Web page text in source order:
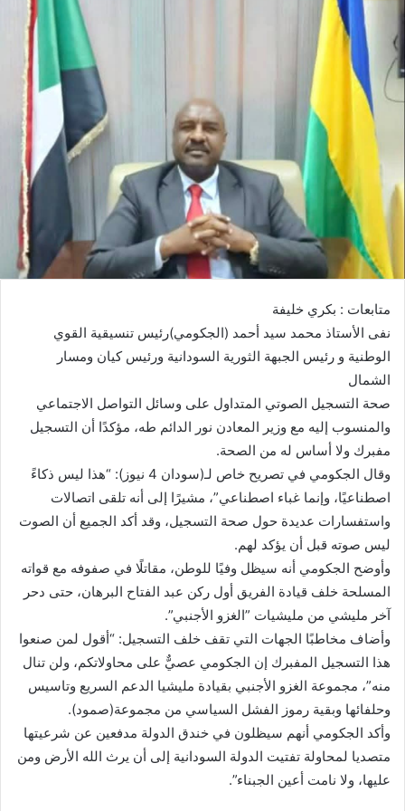
متابعات : بكري خليفة
نفى الأستاذ محمد سيد أحمد (الجكومي)رئيس تنسيقية القوي
الوطنية و رئيس الجبهة الثورية السودانية ورئيس كيان ومسار
الشمال
صحة التسجيل الصوتي المتداول على وسائل التواصل الاجتماعي
والمنسوب إليه مع وزير المعادن نور الدائم طه، مؤكدًا أن التسجيل
مفبرك ولا أساس له من الصحة.
وقال الجكومي في تصريح خاص لـ(سودان 4 نيوز): “هذا ليس ذكاءً
اصطناعيًا، وإنما غباء اصطناعي”، مشيرًا إلى أنه تلقى اتصالات
واستفسارات عديدة حول صحة التسجيل، وقد أكد الجميع أن الصوت
ليس صوته قبل أن يؤكد لهم.
وأوضح الجكومي أنه سيظل وفيًا للوطن، مقاتلًا في صفوفه مع قواته
المسلحة خلف قيادة الفريق أول ركن عبد الفتاح البرهان، حتى دحر
آخر مليشي من مليشيات ”الغزو الأجنبي”.
وأضاف مخاطبًا الجهات التي تقف خلف التسجيل: “أقول لمن صنعوا
هذا التسجيل المفبرك إن الجكومي عصيٌّ على محاولاتكم، ولن تنال
منه”، مجموعة الغزو الأجنبي بقيادة مليشيا الدعم السريع وتاسيس
وحلفائها وبقية رموز الفشل السياسي من مجموعة(صمود).
وأكد الجكومي أنهم سيظلون في خندق الدولة مدفعين عن شرعيتها
متصديا لمحاولة تفتيت الدولة السودانية إلى أن يرث الله الأرض ومن
عليها، ولا نامت أعين الجبناء”.